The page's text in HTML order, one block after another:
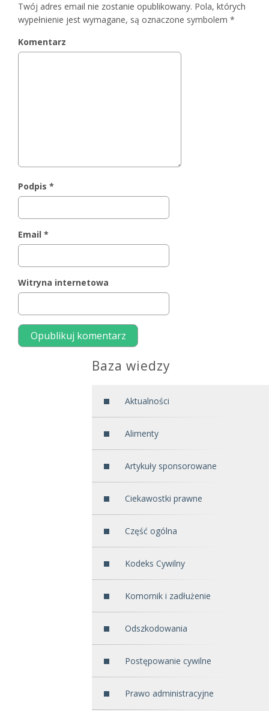
Twój adres email nie zostanie opublikowany. Pola, których
wypełnienie jest wymagane, są oznaczone symbolem *
Komentarz
Podpis *
Email *
Witryna internetowa
Baza wiedzy
Aktualności
Alimenty
Artykuły sponsorowane
Ciekawostki prawne
Część ogólna
Kodeks Cywilny
Komornik i zadłużenie
Odszkodowania
Postępowanie cywilne
Prawo administracyjne